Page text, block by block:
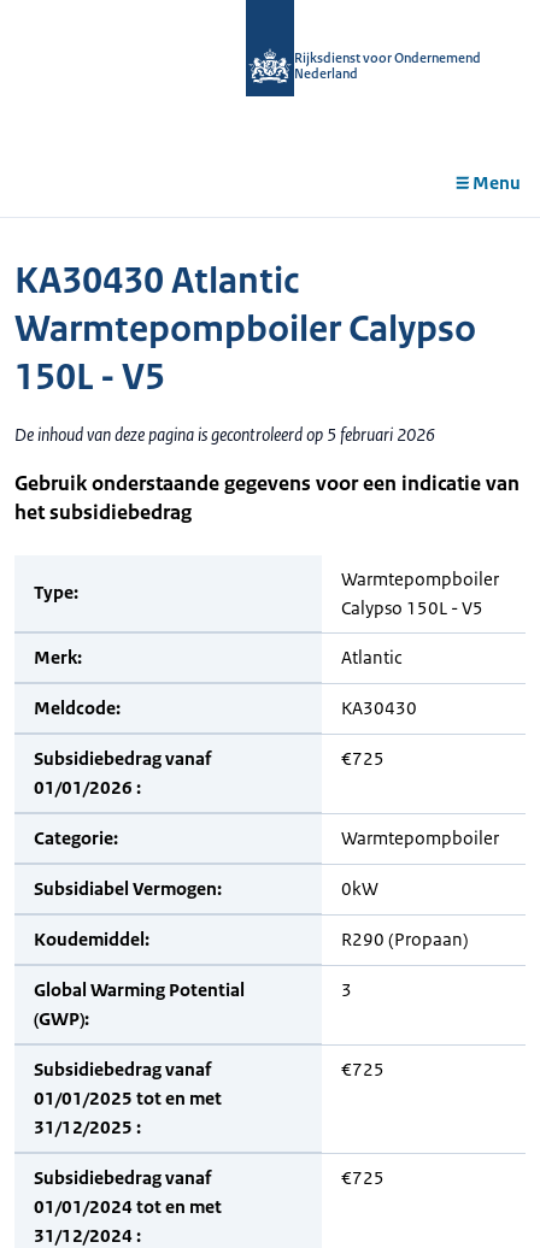
Rijksdienst voor Ondernemend
Nederland
Menu
KA30430 Atlantic
Warmtepompboiler Calypso
150L - V5
De inhoud van deze pagina is gecontroleerd op 5 februari 2026
Gebruik onderstaande gegevens voor een indicatie van
het subsidiebedrag
Type:
Warmtepompboiler
Calypso 150L - V5
Merk: Atlantic
Meldcode: KA30430
Subsidiebedrag vanaf
01/01/2026 :
€725
Categorie: Warmtepompboiler
Subsidiabel Vermogen: 0kW
Koudemiddel: R290 (Propaan)
Global Warming Potential
(GWP):
3
Subsidiebedrag vanaf
01/01/2025 tot en met
31/12/2025 :
€725
Subsidiebedrag vanaf
01/01/2024 tot en met
31/12/2024 :
€725